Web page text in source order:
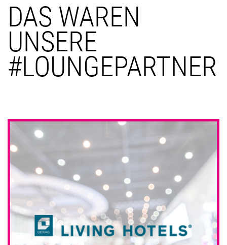
DAS WAREN
UNSERE
#LOUNGEPARTNER